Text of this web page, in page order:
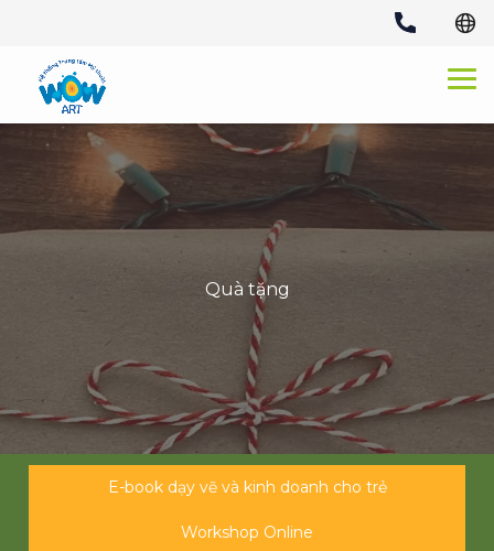
content
Quà tặng
E-book dạy vẽ và kinh doanh cho trẻ
Workshop Online